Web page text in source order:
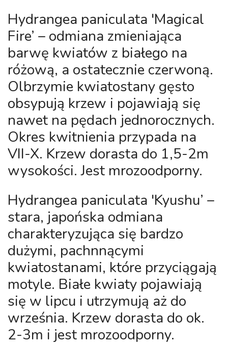
Hydrangea paniculata 'Magical
Fire’ – odmiana zmieniająca
barwę kwiatów z białego na
różową, a ostatecznie czerwoną.
Olbrzymie kwiatostany gęsto
obsypują krzew i pojawiają się
nawet na pędach jednorocznych.
Okres kwitnienia przypada na
VII-X. Krzew dorasta do 1,5-2m
wysokości. Jest mrozoodporny.
Hydrangea paniculata 'Kyushu’ –
stara, japońska odmiana
charakteryzująca się bardzo
dużymi, pachnnącymi
kwiatostanami, które przyciągają
motyle. Białe kwiaty pojawiają
się w lipcu i utrzymują aż do
września. Krzew dorasta do ok.
2-3m i jest mrozoodporny.